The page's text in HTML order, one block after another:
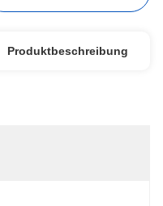
Produktbeschreibung